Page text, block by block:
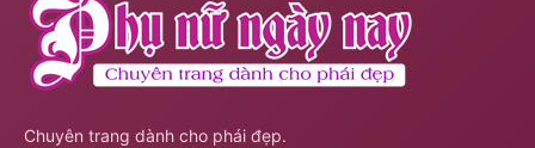
Chuyên trang dành cho phái đẹp.